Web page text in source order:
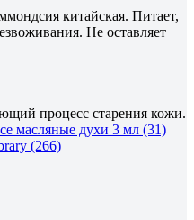
китайская. Питает,
Не оставляет
процесс старения кожи.
масляные духи 3 мл (31)
(266)